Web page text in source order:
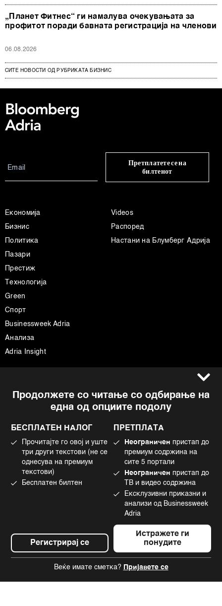
„Планет Фитнес“ ги намалува очекувањата за
профитот поради бавната регистрација на членови
06.08.2026
СИТЕ НОВОСТИ ОД РУБРИКАТА БИЗНИС
Продолжете со читање со одбирање на
една од опциите подолу
БЕСПЛАТЕН НАЛОГ
Прочитајте го овој и уште
три други текстови (не се
однесува на премиум
текстови)
Бесплатен билтен
Регистрирај се
ПРЕТПЛАТА
Неограничен пристап до
премиум содржина на
сите 5 портали
Неограничен пристап до
ТВ и видео содржина
Ексклузивни приказни и
анализи од Businessweek
Adria
Истражете ги
понудите
Веќе имате сметка? Пријавете се
Претплатете се на
билтенот
Економија
Бизнис
Политика
Пазари
Престиж
Технологија
Green
Спорт
Businessweek Adria
Анализа
Adria Insight
Videos
Распоред
Настани на Блумберг Адрија
Импресум
Политика на приватност
Политика за колачиња
Употреба на вештачка интелигенција
Facebook
Instagram
Twitter
Tiktok
©2022 - 2026 Bloomberg L.P. All Rights Reserved. BLOOMBERG and the
BLOOMBERG logo are registered trademarks and service marks of
Bloomberg Finance L.P. or its subsidiaries, displayed with permission
Bloomberg Adria is a Mtel Swiss SA Property
News CMS by Cubes